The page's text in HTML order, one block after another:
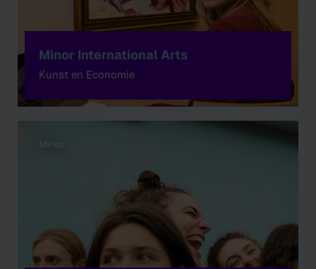
Minor International Arts
Kunst en Economie
Minor